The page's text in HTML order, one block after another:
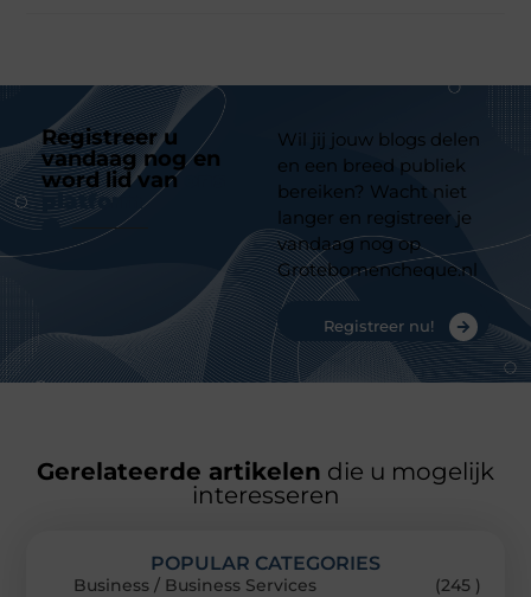
Registreer u
vandaag nog en
word lid van
platform
Wil jij jouw blogs delen
en een breed publiek
bereiken? Wacht niet
langer en registreer je
vandaag nog op
Grotebomencheque.nl
Registreer nu!
Gerelateerde artikelen die u mogelijk
interesseren
POPULAR CATEGORIES
Business / Business Services
(245 )